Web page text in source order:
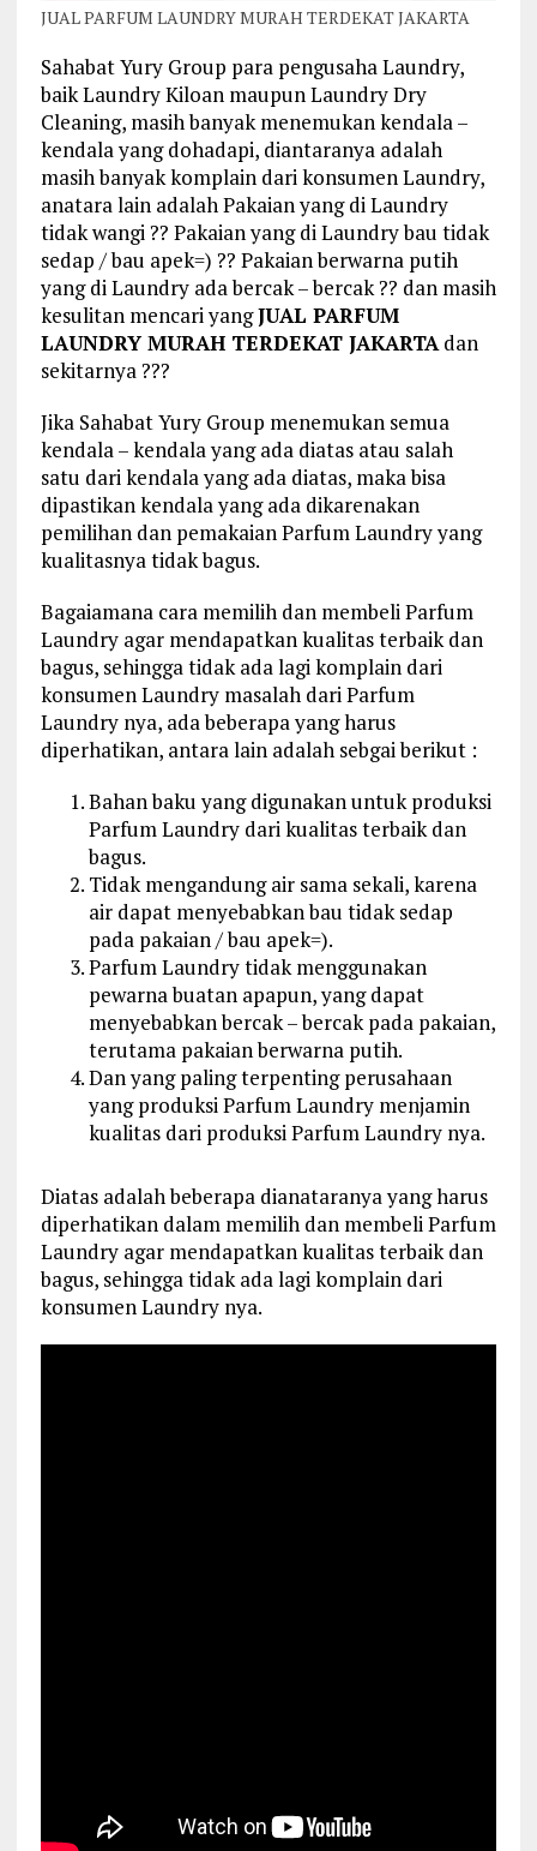
JUAL PARFUM LAUNDRY MURAH TERDEKAT JAKARTA
Sahabat Yury Group para pengusaha Laundry,
baik Laundry Kiloan maupun Laundry Dry
Cleaning, masih banyak menemukan kendala –
kendala yang dohadapi, diantaranya adalah
masih banyak komplain dari konsumen Laundry,
anatara lain adalah Pakaian yang di Laundry
tidak wangi ?? Pakaian yang di Laundry bau tidak
sedap / bau apek=) ?? Pakaian berwarna putih
yang di Laundry ada bercak – bercak ?? dan masih
kesulitan mencari yangJUAL PARFUM
LAUNDRY MURAH TERDEKAT JAKARTAdan
sekitarnya ???
Jika Sahabat Yury Group menemukan semua
kendala – kendala yang ada diatas atau salah
satu dari kendala yang ada diatas, maka bisa
dipastikan kendala yang ada dikarenakan
pemilihan dan pemakaian Parfum Laundry yang
kualitasnya tidak bagus.
Bagaiamana cara memilih dan membeli Parfum
Laundry agar mendapatkan kualitas terbaik dan
bagus, sehingga tidak ada lagi komplain dari
konsumen Laundry masalah dari Parfum
Laundry nya, ada beberapa yang harus
diperhatikan, antara lain adalah sebgai berikut :
Bahan baku yang digunakan untuk produksi
Parfum Laundry dari kualitas terbaik dan
bagus.
Tidak mengandung air sama sekali, karena
air dapat menyebabkan bau tidak sedap
pada pakaian / bau apek=).
Parfum Laundry tidak menggunakan
pewarna buatan apapun, yang dapat
menyebabkan bercak – bercak pada pakaian,
terutama pakaian berwarna putih.
Dan yang paling terpenting perusahaan
yang produksi Parfum Laundry menjamin
kualitas dari produksi Parfum Laundry nya.
Diatas adalah beberapa dianataranya yang harus
diperhatikan dalam memilih dan membeli Parfum
Laundry agar mendapatkan kualitas terbaik dan
bagus, sehingga tidak ada lagi komplain dari
konsumen Laundry nya.